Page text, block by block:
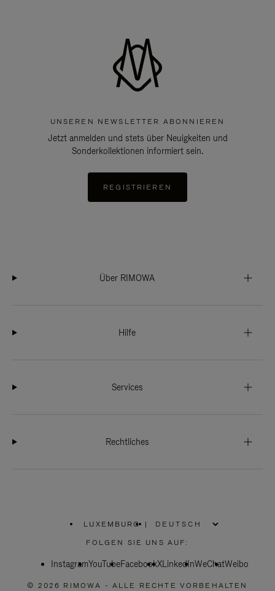
UNSEREN NEWSLETTER ABONNIEREN
Jetzt anmelden und stets über Neuigkeiten und
Sonderkollektionen informiert sein.
REGISTRIEREN
Über RIMOWA
Hilfe
Services
Rechtliches
LUXEMBURG
WÄHLEN
SIE
REGION
|
FOLGEN SIE UNS AUF:
InstagramYouTubeFacebookXLinkedInWeChatWeibo
© 2026 RIMOWA - ALLE RECHTE VORBEHALTEN